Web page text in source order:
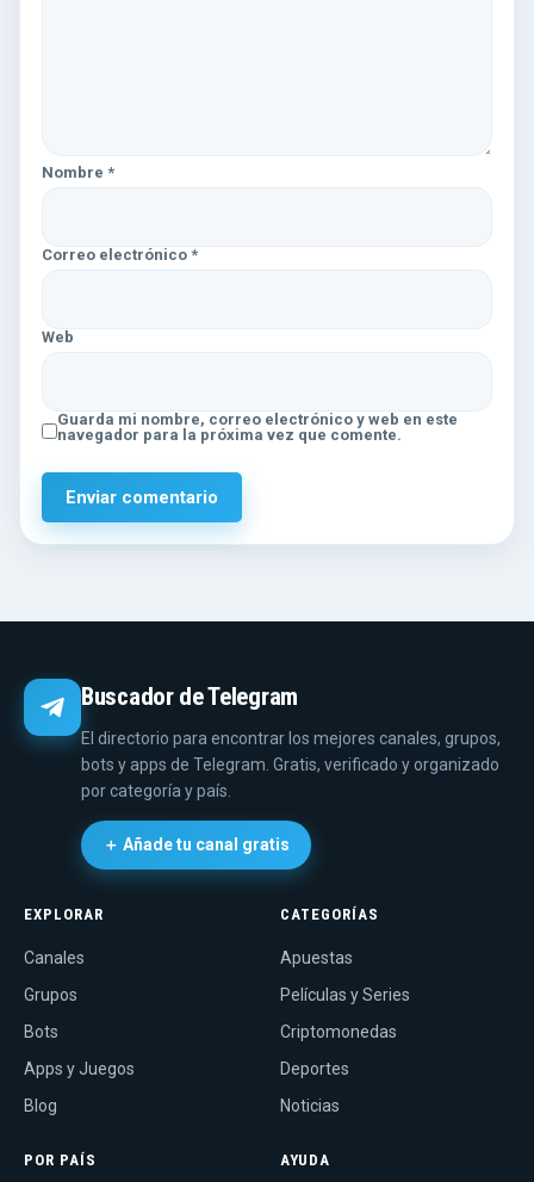
Nombre *
Correo electrónico *
Web
Guarda mi nombre, correo electrónico y web en este
navegador para la próxima vez que comente.
Buscador de Telegram
El directorio para encontrar los mejores canales, grupos,
bots y apps de Telegram. Gratis, verificado y organizado
por categoría y país.
＋ Añade tu canal gratis
EXPLORAR
Canales
Grupos
Bots
Apps y Juegos
Blog
CATEGORÍAS
Apuestas
Películas y Series
Criptomonedas
Deportes
Noticias
POR PAÍS AYUDA